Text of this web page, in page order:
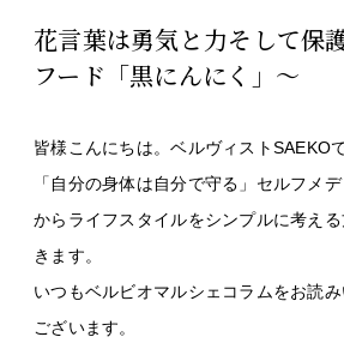
花言葉は勇気と力そして保
フード「黒にんにく」〜
皆様こんにちは。ベルヴィストSAEKOで
「自分の身体は自分で守る」セルフメ
からライフスタイルをシンプルに考え
きます。
いつもベルビオマルシェコラムをお読
ございます。